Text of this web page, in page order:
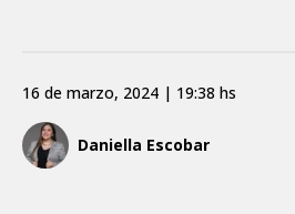
Daniella Escobar
16 de marzo, 2024 | 19:38 hs